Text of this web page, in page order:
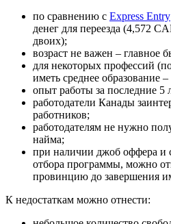
по сравнению с Express Entry
денег для переезда (4,572
двоих);
возраст не важен – главное
для некоторых профессий
иметь среднее образование –
опыт работы за последние 5
работодатели Канады
работников;
работодателям не нужно
найма;
при наличии джоб оффера и
отбора программы, можно
провинцию до завершения
К недостаткам можно отнести: